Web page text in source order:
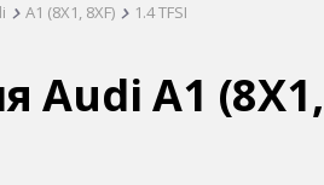
A1 (8X1, 8XF) 1.4 TFSI
A1 (8X1,